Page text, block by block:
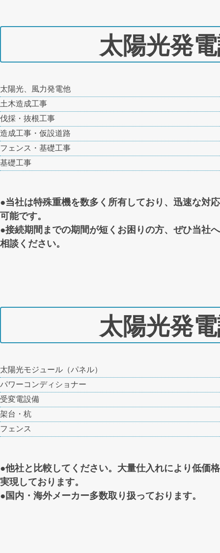
太陽光発
太陽光、風力発電他
土木造成工事
伐採・抜根工事
造成工事・仮設道路
フェンス・基礎工事
基礎工事
●当社は特殊重機を数多く所有しており、迅速な対
可能です。
●接続期間までの期間が短くお困りの方、ぜひ当社
相談ください。
太陽光発
太陽光モジュール（パネル）
パワーコンディショナー
受変電設備
架台・杭
フェンス
●他社と比較してください。大量仕入れにより低価
実現しております。
●国内・海外メーカー多数取り扱っております。